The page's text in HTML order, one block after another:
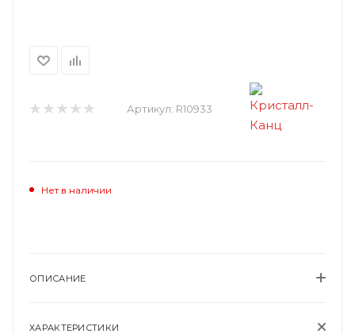
Артикул: R10933
Нет в наличии
ОПИСАНИЕ
ХАРАКТЕРИСТИКИ